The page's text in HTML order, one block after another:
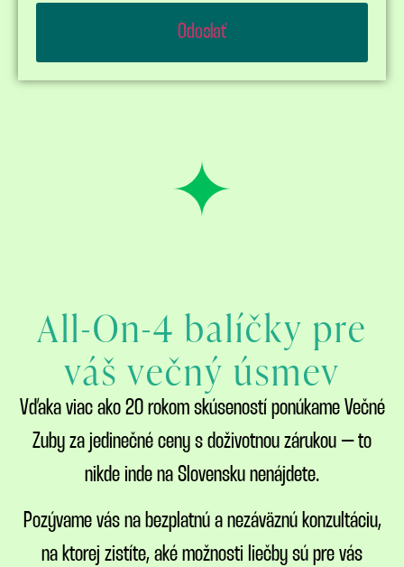
All-On-4 balíčky pre
váš večný úsmev
Vďaka viac ako 20 rokom skúseností ponúkame Večné
Zuby za jedinečné ceny s doživotnou zárukou – to
nikde inde na Slovensku nenájdete.
Pozývame vás na bezplatnú a nezáväznú konzultáciu,
na ktorej zistíte, aké možnosti liečby sú pre vás